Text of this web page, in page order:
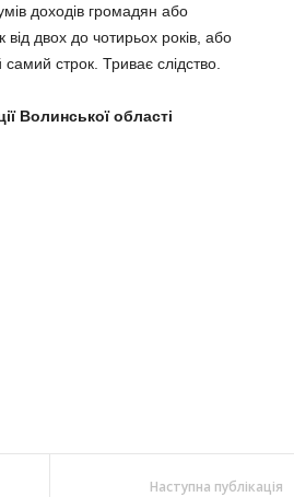
доходів громадян або
двох до чотирьох років, або
строк. Триває слідство.
Волинської області
Наступна публікація